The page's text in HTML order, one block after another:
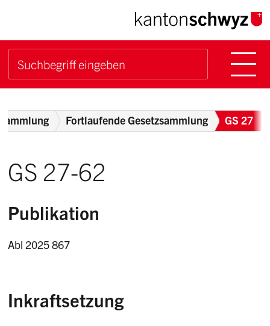
Navigieren im Kanton
Schnellnavigation
Suchbegriff
Breadcrumb
Fortlaufende Gesetzsammlung GS 27
GS 27-62
Publikation
Abl 2025 867
Inkraftsetzung